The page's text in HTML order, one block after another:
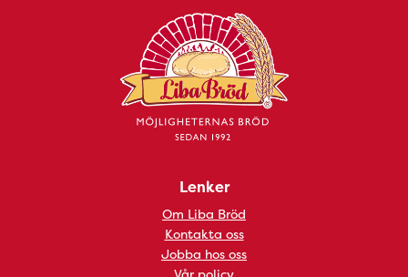
Lenker
Om Liba Bröd
Kontakta oss
Jobba hos oss